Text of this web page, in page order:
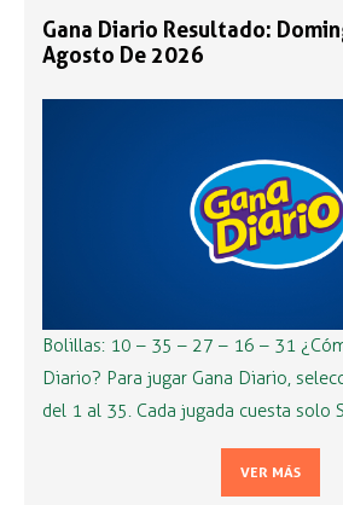
Gana Diario Resultado:
Agosto De 2026
Bolillas: 10 – 35 – 27 – 16 – 31
Diario? Para jugar Gana Diario,
del 1 al 35. Cada jugada cuesta solo
VER MÁS